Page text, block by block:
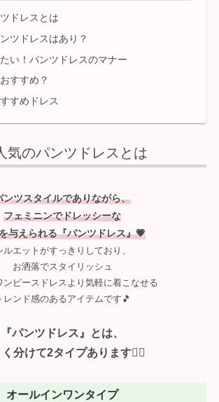
ドレスとは
ツドレスはあり？
い！パンツドレスのマナー
すすめ？
すめドレス
気のパンツドレスとは
ンツスタイルでありながら、
フェミニンでドレッシーな
与えられる『パンツドレス』💗
ルエットがすっきりしており、
お洒落でスタイリッシュ
ンピースドレスより気軽に着こなせる
レンド感のあるアイテムです🎵
『パンツドレス』とは、
分けて2タイプあります🙋‍♀️
オールインワンタイプ